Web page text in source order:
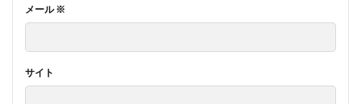
メール※
サイト